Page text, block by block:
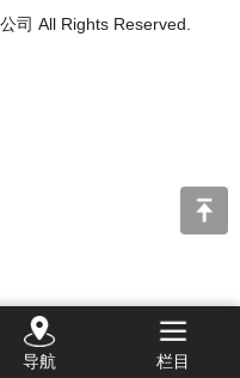
司 All Rights Reserved.
导航 栏目